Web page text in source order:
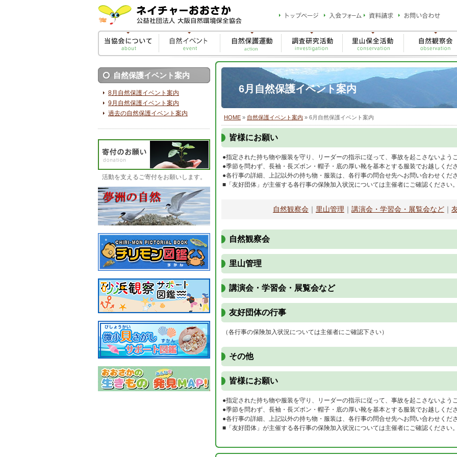
6月自然保護イベント案内
HOME » 自然保護イベント案内 » 6月自然保護イベント案内
皆様にお願い
●指定された持ち物や服装を守り、リーダーの指示に従って、事故を起こさないよう
●季節を問わず、長袖・長ズボン・帽子・底の厚い靴を基本とする服装でお越しくださ
●各行事の詳細、上記以外の持ち物・服装は、各行事の問合せ先へお問い合わせくださ
■「友好団体」が主催する各行事の保険加入状況については主催者にご確認ください。
自然観察会 ｜ 里山管理 ｜ 講演会・学習会・展覧会など ｜
自然観察会
里山管理
講演会・学習会・展覧会など
友好団体の行事
（各行事の保険加入状況については主催者にご確認下さい）
その他
皆様にお願い
●指定された持ち物や服装を守り、リーダーの指示に従って、事故を起こさないよう
●季節を問わず、長袖・長ズボン・帽子・底の厚い靴を基本とする服装でお越しくださ
●各行事の詳細、上記以外の持ち物・服装は、各行事の問合せ先へお問い合わせくださ
■「友好団体」が主催する各行事の保険加入状況については主催者にご確認ください。
自然保護イベント案内
8月自然保護イベント案内
9月自然保護イベント案内
過去の自然保護イベント案内
活動を支えるご寄付をお願いします。